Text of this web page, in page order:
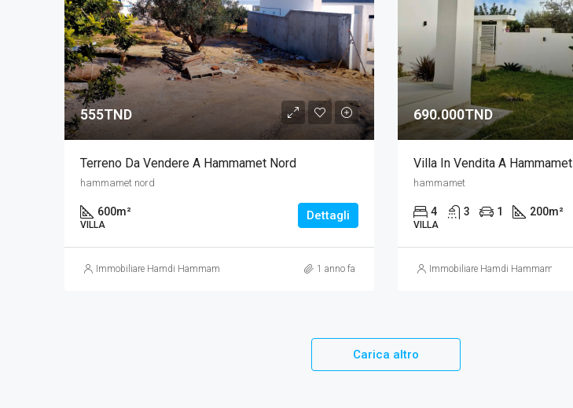
555TND
Terreno Da Vendere A Hammamet Nord
hammamet nord
600m²
VILLA
Dettagli
Immobiliare Hamdi Hammamet 1 anno fa
690.000TND
Villa In Vendita A Hammamet
hammamet
4 3 1 200m²
VILLA
Immobiliare Hamdi Hammamet
Carica altro